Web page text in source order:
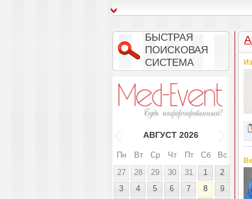
БЫСТРАЯ
ПОИСКОВАЯ
СИСТЕМА
АВГУСТ 2026
Пн Вт Ср Чт Пт Сб
Вс
27
28 29 30 31 1
2
3
4 5 6 7 8
9